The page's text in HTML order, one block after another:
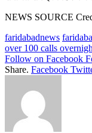
NEWS SOURCE
faridabadnews
over 100 calls
Follow on Facebook
Share. Facebook